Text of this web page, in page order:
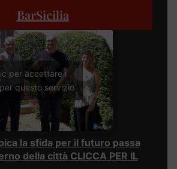
BarSicilia
per accettare i
questo servizio
la sfida per il futuro passa
della città CLICCA PER IL